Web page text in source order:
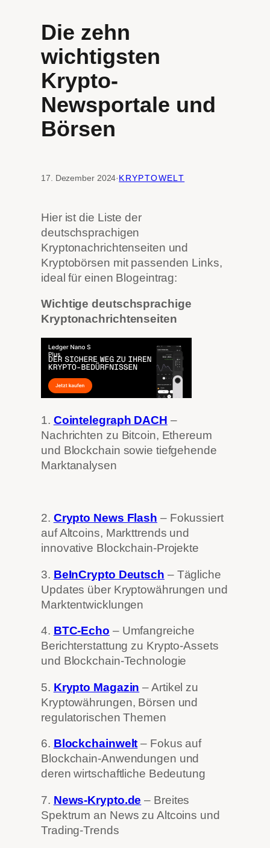
Die zehn
wichtigsten
Krypto-
Newsportale und
Börsen
17. Dezember 2024·KRYPTOWELT
Hier ist die Liste der
deutschsprachigen
Kryptonachrichtenseiten und
Kryptobörsen mit passenden Links,
ideal für einen Blogeintrag:
Wichtige deutschsprachige
Kryptonachrichtenseiten
1. Cointelegraph DACH –
Nachrichten zu Bitcoin, Ethereum
und Blockchain sowie tiefgehende
Marktanalysen
2. Crypto News Flash – Fokussiert
auf Altcoins, Markttrends und
innovative Blockchain-Projekte
3. BeInCrypto Deutsch – Tägliche
Updates über Kryptowährungen und
Marktentwicklungen
4. BTC-Echo – Umfangreiche
Berichterstattung zu Krypto-Assets
und Blockchain-Technologie
5. Krypto Magazin – Artikel zu
Kryptowährungen, Börsen und
regulatorischen Themen
6. Blockchainwelt – Fokus auf
Blockchain-Anwendungen und
deren wirtschaftliche Bedeutung
7. News-Krypto.de – Breites
Spektrum an News zu Altcoins und
Trading-Trends